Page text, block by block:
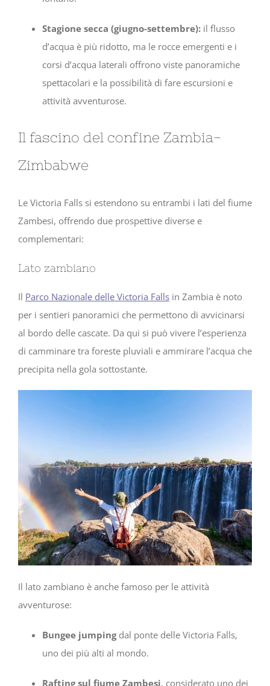
Stagione secca (giugno-settembre): il flusso
d’acqua è più ridotto, ma le rocce emergenti e i
corsi d’acqua laterali offrono viste panoramiche
spettacolari e la possibilità di fare escursioni e
attività avventurose.
Il fascino del confine Zambia-
Zimbabwe
Le Victoria Falls si estendono su entrambi i lati del fiume
Zambesi, offrendo due prospettive diverse e
complementari:
Lato zambiano
Il Parco Nazionale delle Victoria Falls in Zambia è noto
per i sentieri panoramici che permettono di avvicinarsi
al bordo delle cascate. Da qui si può vivere l’esperienza
di camminare tra foreste pluviali e ammirare l’acqua che
precipita nella gola sottostante.
Il lato zambiano è anche famoso per le attività
avventurose:
Bungee jumpingdal ponte delle Victoria Falls,
uno dei più alti al mondo.
Rafting sul fiume Zambesi, considerato uno dei